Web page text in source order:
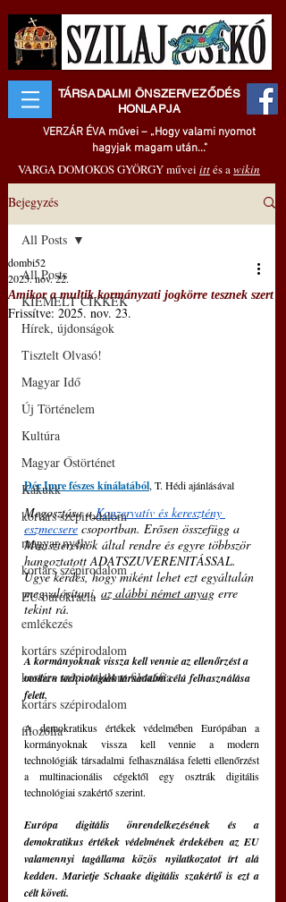
TÁRSADALMI ÖNSZERVEZŐDÉS
HONLAPJA
VERZÁR ÉVA művei – „Hogy valami nyomot
hagyjak magam után..."
VARGA DOMOKOS GYÖRGY művei ittés awikin
Bejegyzés
All Posts
KIEMELT CIKKEK
Hírek, újdonságok
Tisztelt Olvasó!
Magyar Idő
Új Történelem
Kultúra
Magyar Őstörténet
Kakukk
kortárs szépirodalom
magyar nyelv
kortárs szépirodalom
EU bürokrácia
emlékezés
kortárs szépirodalom
kortárs szépirodalom filozófia
kortárs szépirodalom
filozófia
All Posts
Amikor a multik kormányzati jogkörre tesznek szert
dombi52
2025. nov. 22.
Frissítve: 2025. nov. 23.
Dér Imre fészes kínálatából, T. Hédi ajánlásával
Megosztása a Konzervatív és keresztény
eszmecsere csoportban. Erősen összefügg a
Miniszterelnök által rendre és egyre többször
hangoztatott ADATSZUVERENITÁSSAL.
Ugye kérdés, hogy miként lehet ezt egyáltalán
megvalósítani, az alábbi német anyag erre
tekint rá.
A kormányoknak vissza kell vennie az ellenőrzést a
modern technológiák társadalmi célú felhasználása
felett.
A demokratikus értékek védelmében Európában a
kormányoknak vissza kell vennie a modern
technológiák társadalmi felhasználása feletti ellenőrzést
a multinacionális cégektől egy osztrák digitális
technológiai szakértő szerint.
Európa digitális önrendelkezésének és a
demokratikus értékek védelmének érdekében az EU
valamennyi tagállama közös nyilatkozatot írt alá
kedden. Marietje Schaake digitális szakértő is ezt a
célt követi.